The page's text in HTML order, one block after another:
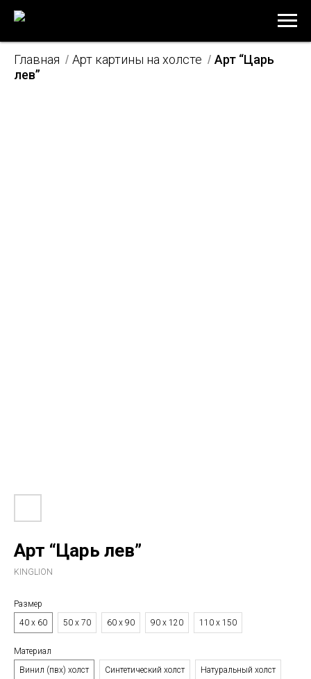
Главная / Арт картины на холсте / Арт “Царь
лев”
Арт “Царь лев”
KINGLION
Размер
40 х 60
50 х 70 60 х 90 90 х 120 110 х 150
Материал
Винил (пвх) холст
Синтетический холст Натуральный холст